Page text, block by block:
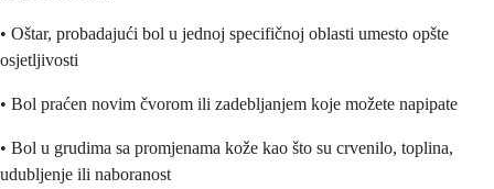
• Oštar, probadajući bol u jednoj specifičnoj oblasti umesto opšte
osjetljivosti
• Bol praćen novim čvorom ili zadebljanjem koje možete napipate
• Bol u grudima sa promjenama kože kao što su crvenilo, toplina,
udubljenje ili naboranost